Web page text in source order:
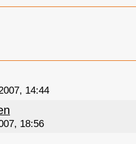
14:44
18:56